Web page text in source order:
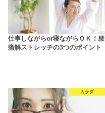
仕事しながらor寝ながらＯＫ！腰
痛解ストレッチの3つのポイント
カラダ